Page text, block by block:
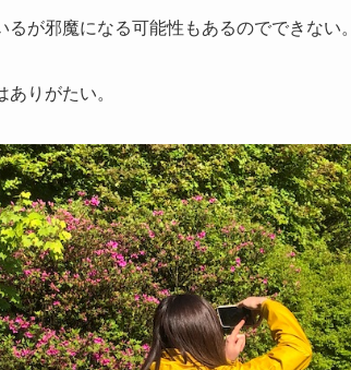
が邪魔になる可能性もあるのでできない。
りがたい。